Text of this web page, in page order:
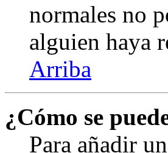
normales no
alguien haya
Arriba
¿Cómo se
Para añadir